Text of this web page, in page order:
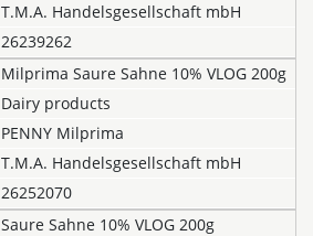
T.M.A. Handelsgesellschaft mbH
26239262
Milprima Saure Sahne 10% VLOG 200g
Dairy products
PENNY Milprima
T.M.A. Handelsgesellschaft mbH
26252070
Saure Sahne 10% VLOG 200g